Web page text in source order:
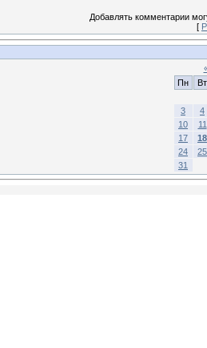
Добавлять комментарии
[
Пн
Вт
3
4
10
11
17
18
24
25
31